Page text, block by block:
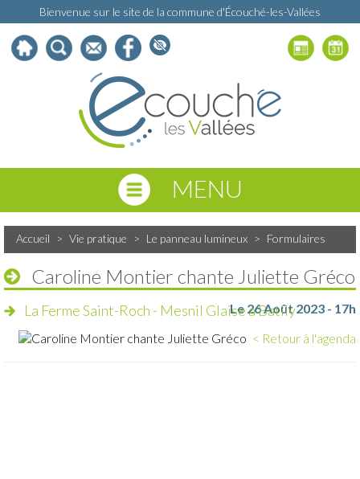
Bienvenue sur le site de la commune d'Écouché-les-Vallées
MENU
Accueil > Vie pratique > Le panneau lumineux > Formulaires
Caroline Montier chante Juliette Gréco
La Ferme Saint-Roch - Mesnil Glaise à Batily
Le 26 Août 2023 - 17h
< Retour à l'agenda